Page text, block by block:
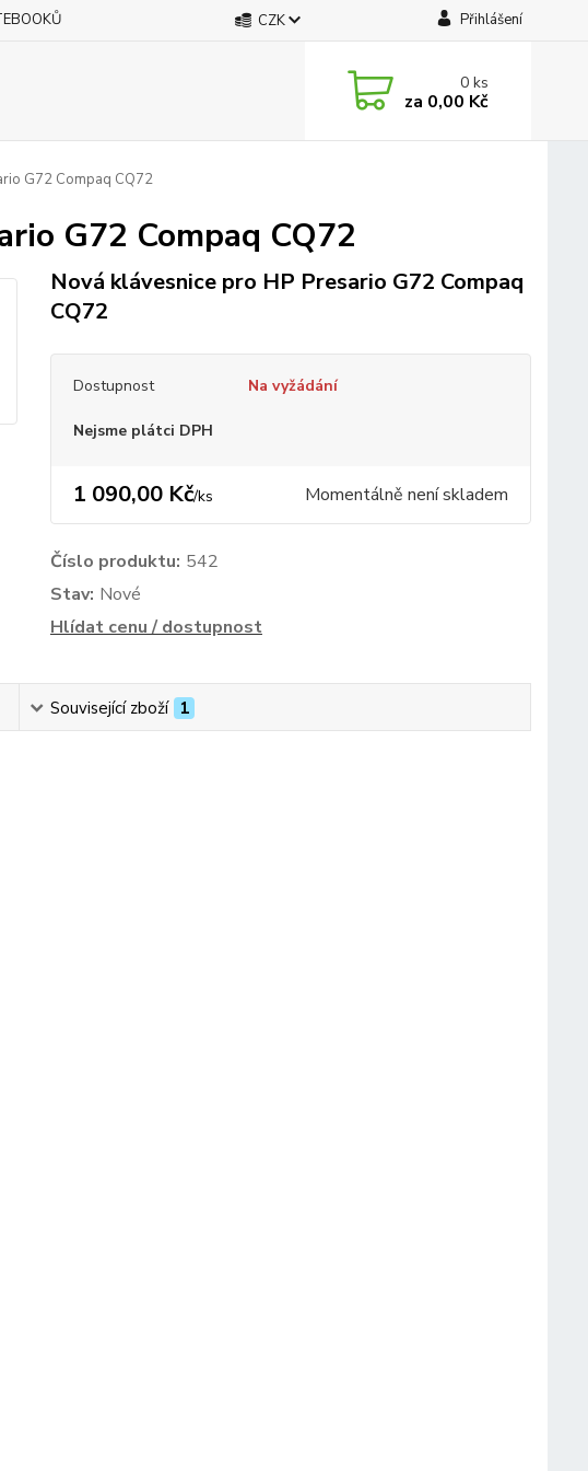
CZK Přihlášení
0ks
za 0,00 Kč
G72 Compaq CQ72
G72 Compaq CQ72
Nová klávesnice pro HP Presario G72 Compaq
CQ72
Dostupnost Na vyžádání
Nejsme plátci DPH
1 090,00 Kč/ks Momentálně není skladem
Číslo produktu: 542
Stav: Nové
Hlídat cenu / dostupnost
Související zboží 1